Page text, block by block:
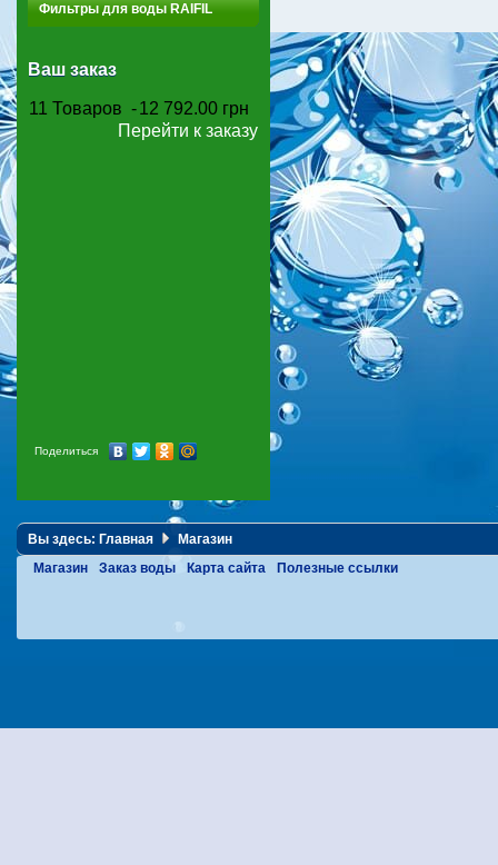
Фильтры для воды RAIFIL
Ваш заказ
11 Товаров -12 792.00 грн
Перейти к заказу
Поделиться
Вы здесь: Главная
Магазин
Магазин
Заказ воды Карта сайта Полезные ссылки